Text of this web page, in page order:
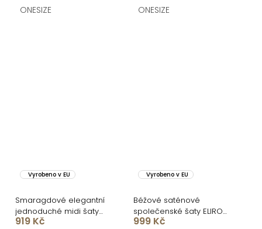
ONESIZE ONESIZE
Vyrobeno v EU
Smaragdové elegantní
jednoduché midi šaty
OMNIS
919 Kč
Vyrobeno v EU
Béžové saténové
společenské šaty ELIRON
s rozparkem
999 Kč